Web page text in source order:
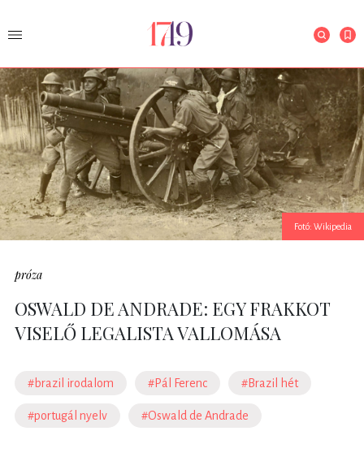
Fotó: Wikipedia
próza
OSWALD DE ANDRADE: EGY FRAKKOT
VISELŐ LEGALISTA VALLOMÁSA
#brazil irodalom #Pál Ferenc #Brazil hét
#portugál nyelv #Oswald de Andrade